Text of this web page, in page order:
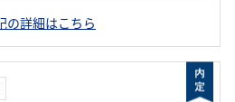
の詳細はこちら